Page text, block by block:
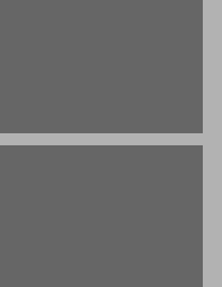
קנה־נשימה ... 16